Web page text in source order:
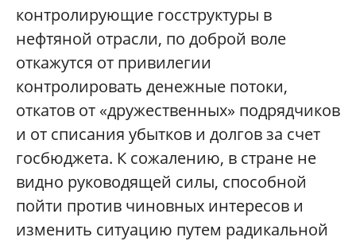
контролирующие госструктуры в
нефтяной отрасли, по доброй воле
откажутся от привилегии
контролировать денежные потоки,
откатов от «дружественных» подрядчиков
и от списания убытков и долгов за счет
госбюджета. К сожалению, в стране не
видно руководящей силы, способной
пойти против чиновных интересов и
изменить ситуацию путем радикальной